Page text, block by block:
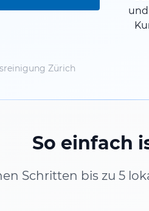
Zürich
So einfach
Schritten bis zu 5